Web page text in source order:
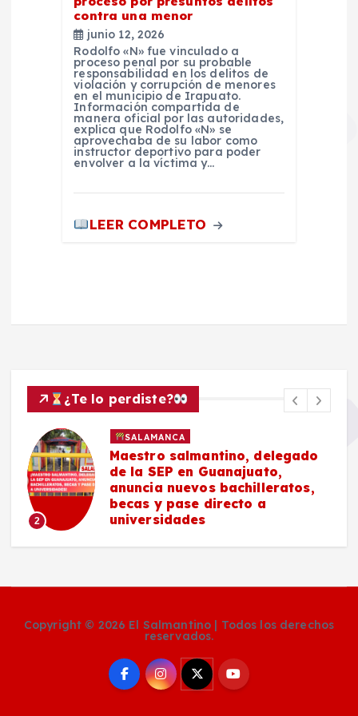
contra una menor
junio 12, 2026
Rodolfo «N» fue vinculado a
proceso penal por su probable
responsabilidad en los delitos de
violación y corrupción de menores
en el municipio de Irapuato.
Información compartida de
manera oficial por las autoridades,
explica que Rodolfo «N» se
aprovechaba de su labor como
instructor deportivo para poder
envolver a la víctima y…
LEER COMPLETO
¿Te lo perdiste?
2
SALAMANCA
Maestro salmantino, delegado
de la SEP en Guanajuato,
anuncia nuevos bachilleratos,
becas y pase directo a
universidades
Copyright © 2026 El Salmantino | Todos los derechos
reservados.